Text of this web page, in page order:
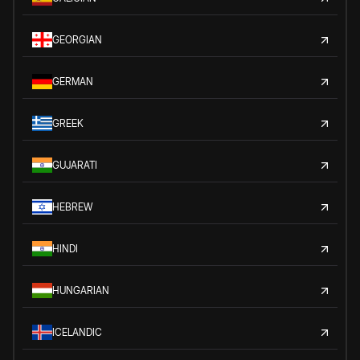
GEORGIAN
GERMAN
GREEK
GUJARATI
HEBREW
HINDI
HUNGARIAN
ICELANDIC